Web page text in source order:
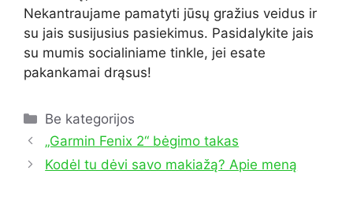
Nekantraujame pamatyti jūsų gražius veidus ir
su jais susijusius pasiekimus. Pasidalykite jais
su mumis socialiniame tinkle, jei esate
pakankamai drąsus!
Kategorijos
Be kategorijos
„Garmin Fenix ​​2“ bėgimo takas
Kodėl tu dėvi savo makiažą? Apie meną